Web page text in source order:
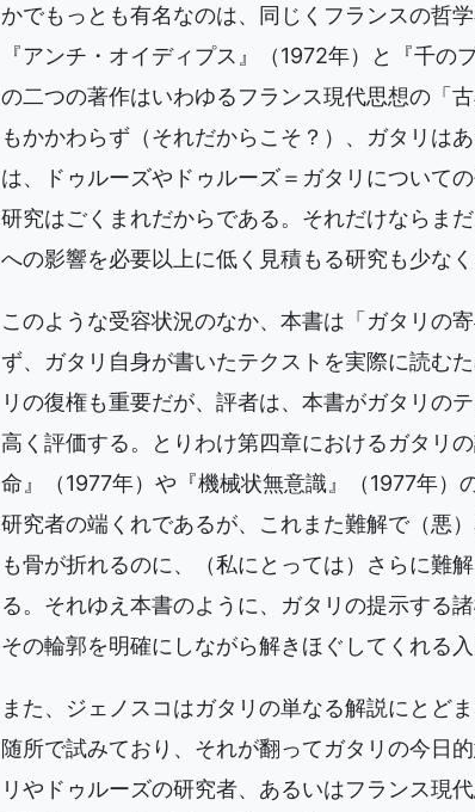
かでもっとも有名なのは、同じくフランスの哲
『アンチ・オイディプス』（1972年）と『千
の二つの著作はいわゆるフランス現代思想の「
もかかわらず（それだからこそ？）、ガタリは
は、ドゥルーズやドゥルーズ＝ガタリについて
研究はごくまれだからである。それだけならま
への影響を必要以上に低く見積もる研究も少なく
このような受容状況のなか、本書は「ガタリの
ず、ガタリ自身が書いたテクストを実際に読む
リの復権も重要だが、評者は、本書がガタリの
高く評価する。とりわけ第四章におけるガタリ
命』（1977年）や『機械状無意識』（1977年
研究者の端くれであるが、これまた難解で（悪
も骨が折れるのに、（私にとっては）さらに難
る。それゆえ本書のように、ガタリの提示する
その輪郭を明確にしながら解きほぐしてくれる
また、ジェノスコはガタリの単なる解説にとど
随所で試みており、それが翻ってガタリの今日
リやドゥルーズの研究者、あるいはフランス現